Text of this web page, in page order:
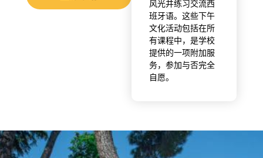
风光并练习交流西
班牙语。这些下午
文化活动包括在所
有课程中，是学校
提供的一项附加服
务，参加与否完全
自愿。